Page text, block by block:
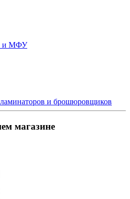
и МФУ
и брошюровщиков
магазине